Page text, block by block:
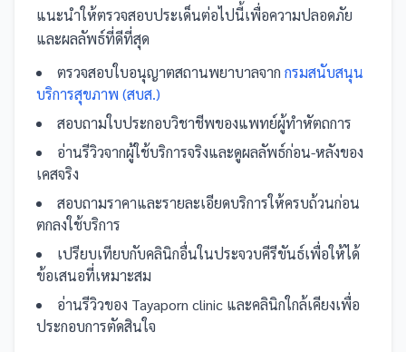
แนะนำให้ตรวจสอบประเด็นต่อไปนี้เพื่อความปลอดภัย
และผลลัพธ์ที่ดีที่สุด
ตรวจสอบใบอนุญาตสถานพยาบาลจาก กรมสนับสนุน
บริการสุขภาพ (สบส.)
สอบถามใบประกอบวิชาชีพของแพทย์ผู้ทำหัตถการ
อ่านรีวิวจากผู้ใช้บริการจริงและดูผลลัพธ์ก่อน-หลังของ
เคสจริง
สอบถามราคาและรายละเอียดบริการให้ครบถ้วนก่อน
ตกลงใช้บริการ
เปรียบเทียบกับคลินิกอื่นในประจวบคีรีขันธ์เพื่อให้ได้
ข้อเสนอที่เหมาะสม
อ่านรีวิวของ Tayaporn clinic และคลินิกใกล้เคียงเพื่อ
ประกอบการตัดสินใจ